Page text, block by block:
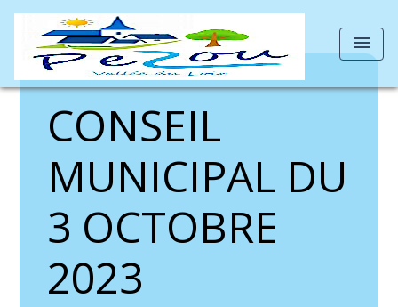
menu
CONSEIL
MUNICIPAL DU
3 OCTOBRE
2023